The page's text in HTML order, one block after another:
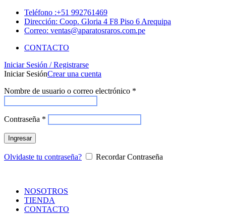
Teléfono :+51 992761469
Dirección: Coop. Gloria 4 F8 Piso 6 Arequipa
Correo: ventas@aparatosraros.com.pe
CONTACTO
Iniciar Sesión / Registrarse
Iniciar SesiónCrear una cuenta
Nombre de usuario o correo electrónico *
Contraseña *
Ingresar
Olvidaste tu contraseña? Recordar Contraseña
NOSOTROS
TIENDA
CONTACTO